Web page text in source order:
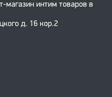
магазин интим товаров в
д. 16 кор.2